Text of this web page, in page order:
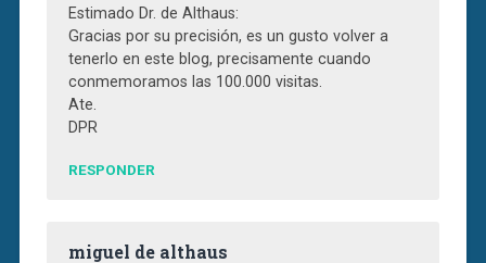
Estimado Dr. de Althaus:
Gracias por su precisión, es un gusto volver a
tenerlo en este blog, precisamente cuando
conmemoramos las 100.000 visitas.
Ate.
DPR
RESPONDER
miguel de althaus